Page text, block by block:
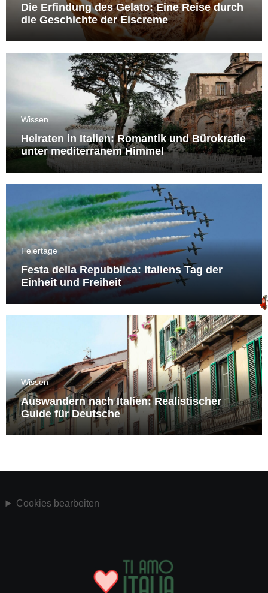
Die Erfindung des Gelato: Eine Reise durch
die Geschichte der Eiscreme
Wissen
Heiraten in Italien: Romantik und Bürokratie
unter mediterranem Himmel
Feiertage
Festa della Repubblica: Italiens Tag der
Einheit und Freiheit
Wissen
Auswandern nach Italien: Realistischer
Guide für Deutsche
Cookies bearbeiten